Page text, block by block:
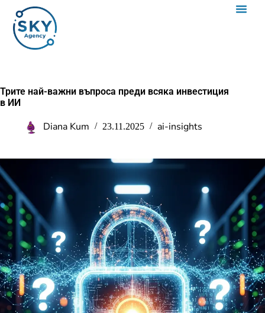
Трите най-важни въпроса преди всяка инвестиция
в ИИ
Diana Kum 23.11.2025 ai-insights